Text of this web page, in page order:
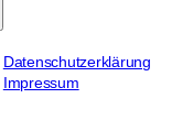
Datenschutzerklärung
Impressum